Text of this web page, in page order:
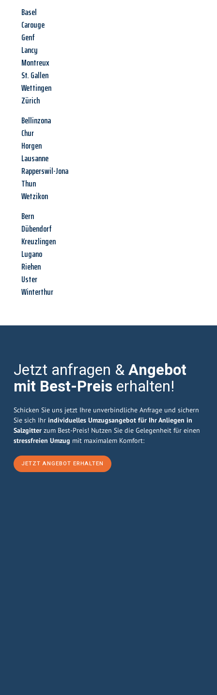
Basel
Carouge
Genf
Lancy
Montreux
St. Gallen
Wettingen
Zürich
Bellinzona
Chur
Horgen
Lausanne
Rapperswil-Jona
Thun
Wetzikon
Bern
Dübendorf
Kreuzlingen
Lugano
Riehen
Uster
Winterthur
Jetzt anfragen &Angebot
mit Best-Preis erhalten!
Schicken Sie uns jetzt Ihre unverbindliche Anfrage und sichern
Sie sich Ihr individuelles Umzugsangebot für Ihr Anliegen in
Salzgitter zum Best-Preis! Nutzen Sie die Gelegenheit für einen
stressfreien Umzug mit maximalem Komfort:
JETZT ANGEBOT ERHALTEN